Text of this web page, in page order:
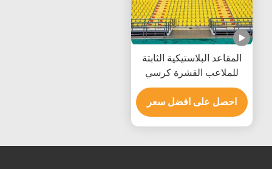
المقاعد البلاستيكية الثابتة
للملاعب القشرة كرسي
الملاعب مع الأرضية المثبتة
على الحائط
احصل على افضل سعر